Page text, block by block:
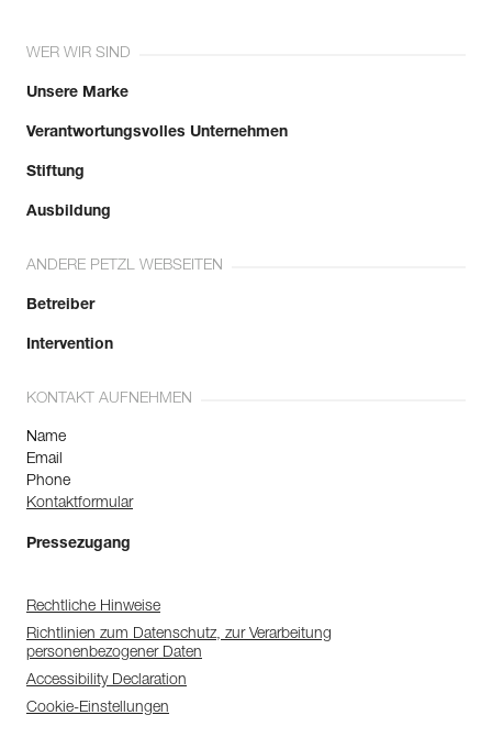
WER WIR SIND
Unsere Marke
Verantwortungsvolles Unternehmen
Stiftung
Ausbildung
ANDERE PETZL WEBSEITEN
Betreiber
Intervention
KONTAKT AUFNEHMEN
Name
Email
Phone
Kontaktformular
Pressezugang
Rechtliche Hinweise
Richtlinien zum Datenschutz, zur Verarbeitung
personenbezogener Daten
Accessibility Declaration
Cookie-Einstellungen